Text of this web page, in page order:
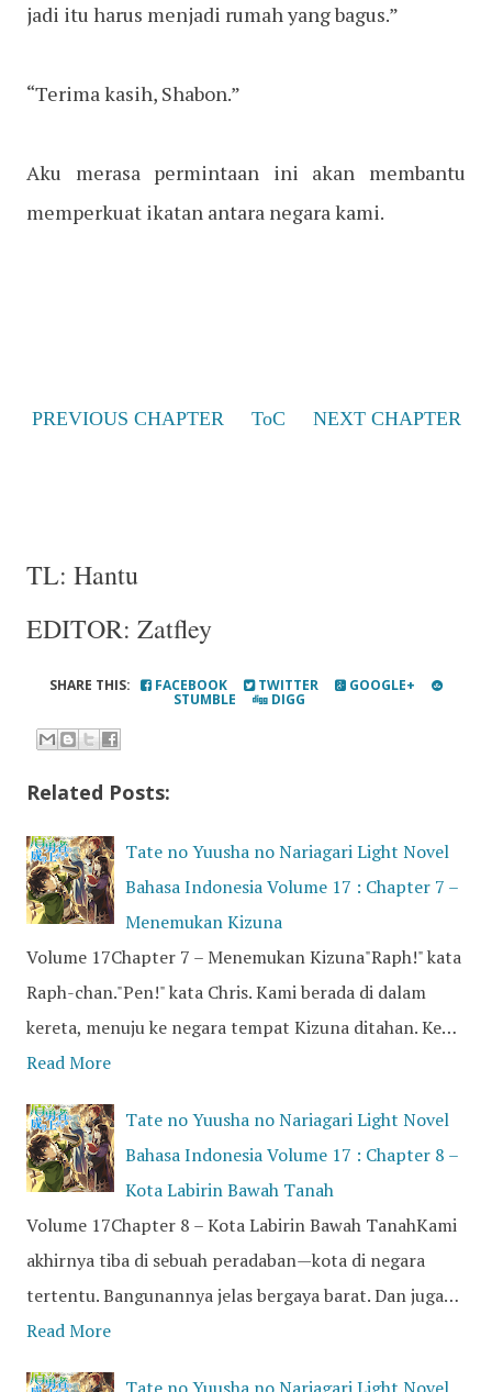
jadi itu harus menjadi rumah yang bagus.”
“Terima kasih, Shabon.”
Aku merasa permintaan ini akan membantu
memperkuat ikatan antara negara kami.
PREVIOUS CHAPTER ToC NEXT CHAPTER
TL: Hantu
EDITOR: Zatfley
SHARE THIS: FACEBOOK TWITTER GOOGLE+
STUMBLE DIGG
Related Posts:
Tate no Yuusha no Nariagari Light Novel
Bahasa Indonesia Volume 17 : Chapter 7 –
Menemukan Kizuna
Volume 17Chapter 7 – Menemukan Kizuna"Raph!" kata
Raph-chan."Pen!" kata Chris. Kami berada di dalam
kereta, menuju ke negara tempat Kizuna ditahan. Ke…
Read More
Tate no Yuusha no Nariagari Light Novel
Bahasa Indonesia Volume 17 : Chapter 8 –
Kota Labirin Bawah Tanah
Volume 17Chapter 8 – Kota Labirin Bawah TanahKami
akhirnya tiba di sebuah peradaban—kota di negara
tertentu. Bangunannya jelas bergaya barat. Dan juga…
Read More